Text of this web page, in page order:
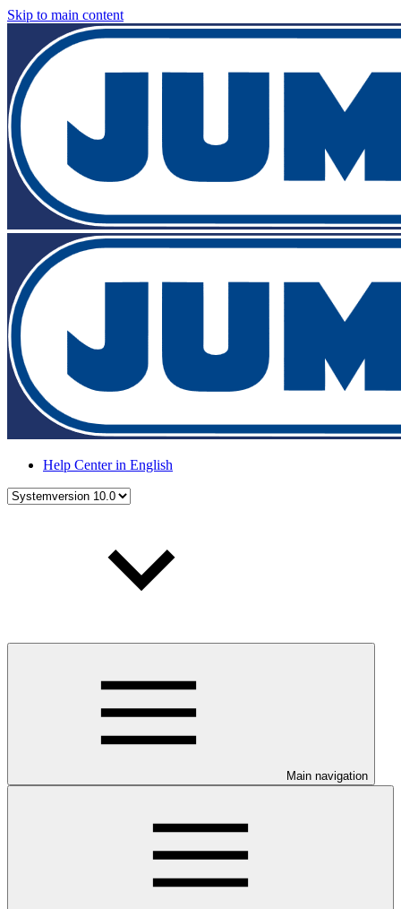
Skip to main content
Help Center in English
Main navigation